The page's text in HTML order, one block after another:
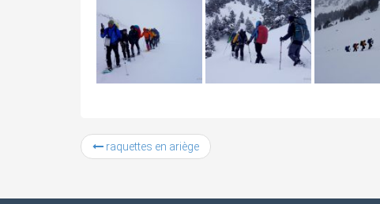
raquettes en ariège